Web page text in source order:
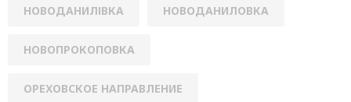
НОВОДАНИЛІВКА НОВОДАНИЛОВКА
НОВОПРОКОПОВКА
ОРЕХОВСКОЕ НАПРАВЛЕНИЕ